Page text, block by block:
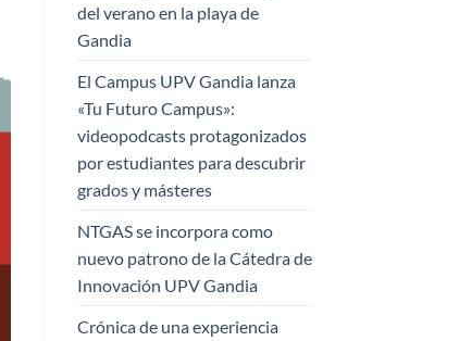
del verano en la playa de
Gandia
El Campus UPV Gandia lanza
«Tu Futuro Campus»:
videopodcasts protagonizados
por estudiantes para descubrir
grados y másteres
NTGAS se incorpora como
nuevo patrono de la Cátedra de
Innovación UPV Gandia
Crónica de una experiencia